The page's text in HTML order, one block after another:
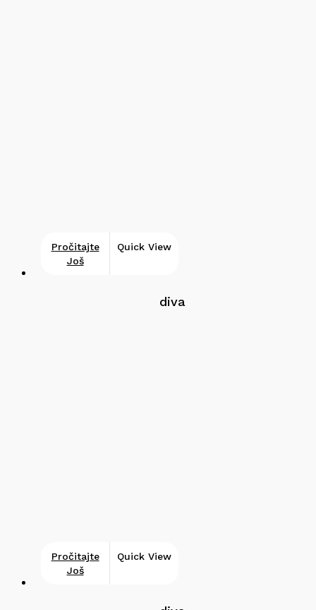
Pročitajte
Još
Quick View
diva
Pročitajte
Još
Quick View